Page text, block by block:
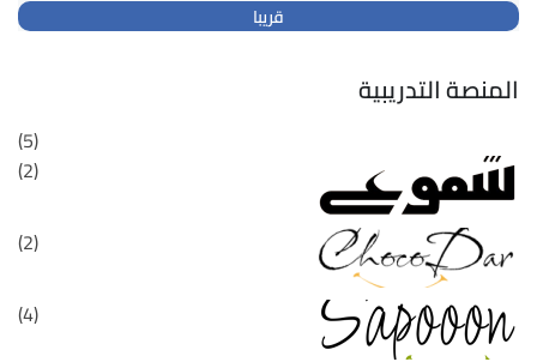
قريبا
المنصة التدريبية
(5)
(2)
(2)
(4)